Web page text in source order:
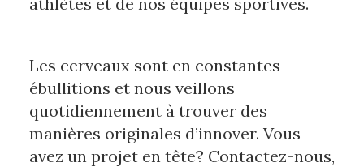
Les cerveaux sont en constantes
ébullitions et nous veillons
quotidiennement à trouver des
manières originales d’innover. Vous
avez un projet en tête? Contactez-nous,